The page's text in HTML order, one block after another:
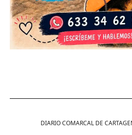
DIARIO COMARCAL DE